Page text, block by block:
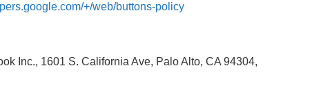
+/web/buttons-policy
Inc., 1601 S. California Ave, Palo Alto, CA 94304,